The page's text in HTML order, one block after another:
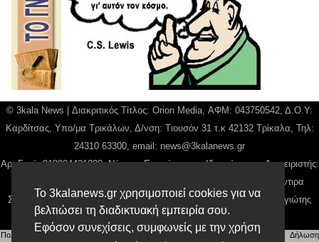
Το 3kalanews.gr χρησιμοποιεί cookies για να
βελτιώσει τη διαδικτυακή εμπειρία σου.
Εφόσον συνεχίσεις, συμφωνείς με την χρήση
© 3kala News | Διακριτικός Τίτλος: Orion Media, ΑΦΜ: 043750542, Δ.Ο.Υ:
Καρδίτσας, Υπο/μα Τρικάλων, Δ/νση: Τιουσόν 31 τ.κ 42132 Τρίκαλα, Τηλ:
24310 63300, email: news@3kalanews.gr
Αρ. Γεμή: 018804431000, Νόμιμος Εκπρόσωπος, Ιδιοκτήτης και Διαχειριστής:
Παναγιώτης Φιλίππου, Διευθύντρια: Γιαννουσά Βασιλική, Διευθύντιρα
Σύνταξης: Μπαλαμπάνη Βασιλική. Δικαιούχος domain name Παναγιώτης
Φιλίππου
Πολιτική απορρήτου Αίτηση Διαχείρισης Προσωπικών Δεδομένων |Όροι χρήσης
Δήλωση